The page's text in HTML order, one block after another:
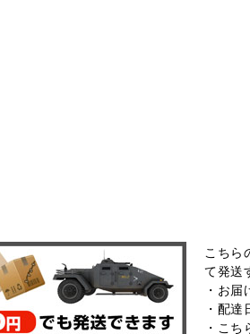
こちら
て発送
・お
・配
・こ